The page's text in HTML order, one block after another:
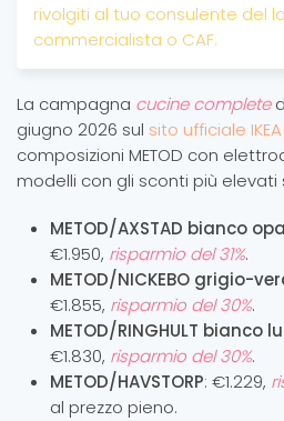
rivolgiti al tuo consulente del
commercialista o CAF.
La campagna cucine complete
giugno 2026 sul sito ufficiale
composizioni METOD con
modelli con gli sconti più elevati
METOD/AXSTAD bianco
€1.950, risparmio del 31%.
METOD/NICKEBO grigio-
€1.855, risparmio del 30%.
METOD/RINGHULT bianco
€1.830, risparmio del 30%.
METOD/HAVSTORP: €1.229,
al prezzo pieno.